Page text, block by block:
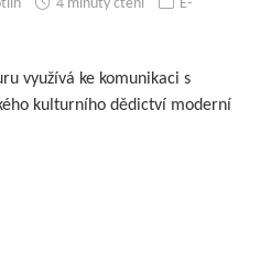
4 minuty čtení
E-
využívá ke komunikaci s
kulturního dědictví moderní